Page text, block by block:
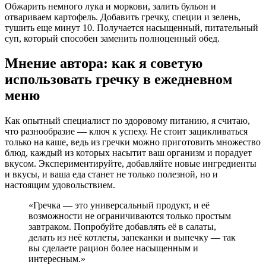
Обжарить немного лука и моркови, залить бульон и
отвариваем картофель. Добавить гречку, специи и зелень,
тушить еще минут 10. Получается насыщенный, питательный
суп, который способен заменить полноценный обед.
Мнение автора: как я советую
использовать гречку в ежедневном
меню
Как опытный специалист по здоровому питанию, я считаю,
что разнообразие — ключ к успеху. Не стоит зацикливаться
только на каше, ведь из гречки можно приготовить множество
блюд, каждый из которых насытит ваш организм и порадует
вкусом. Экспериментируйте, добавляйте новые ингредиенты
и вкусы, и ваша еда станет не только полезной, но и
настоящим удовольствием.
«Гречка — это универсальный продукт, и её
возможности не ограничиваются только простым
завтраком. Попробуйте добавлять её в салаты,
делать из неё котлеты, запеканки и выпечку — так
вы сделаете рацион более насыщенным и
интересным.»